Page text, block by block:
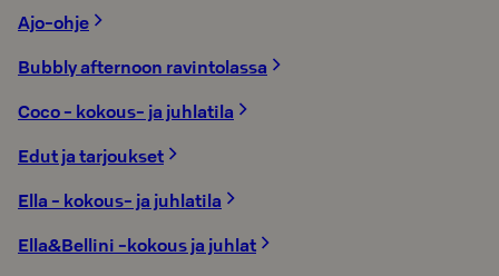
Ajo-ohje
Bubbly afternoon ravintolassa
Coco - kokous- ja juhlatila
Edut ja tarjoukset
Ella - kokous- ja juhlatila
Ella&Bellini -kokous ja juhlat